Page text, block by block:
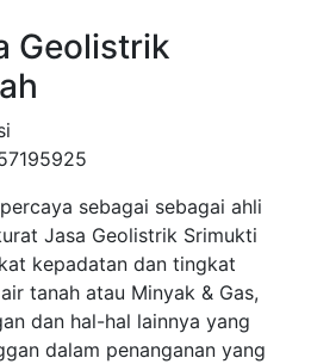
Geolistrik
sebagai sebagai ahli
Jasa Geolistrik Srimukti
kepadatan dan tingkat
tanah atau Minyak & Gas,
dan hal-hal lainnya yang
dalam penanganan yang